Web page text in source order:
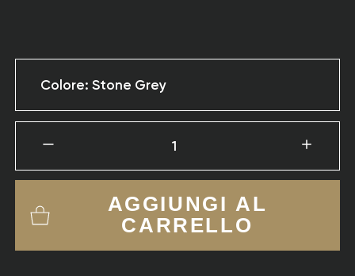
Colore: Stone Grey
1
AGGIUNGI AL
CARRELLO